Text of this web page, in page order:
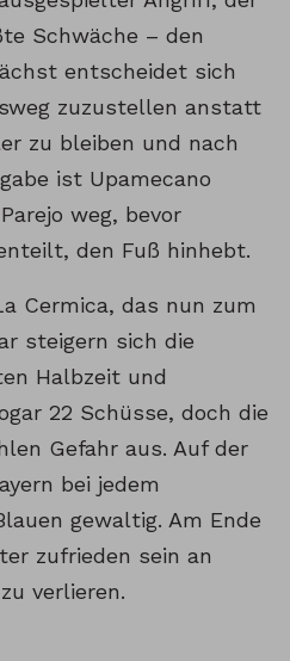
Schwäche – den
entscheidet sich
zuzustellen anstatt
zu bleiben und nach
ist Upamecano
weg, bevor
den Fuß hinhebt.
Cermica, das nun zum
steigern sich die
Halbzeit und
22 Schüsse, doch die
Gefahr aus. Auf der
bei jedem
gewaltig. Am Ende
zufrieden sein an
verlieren.